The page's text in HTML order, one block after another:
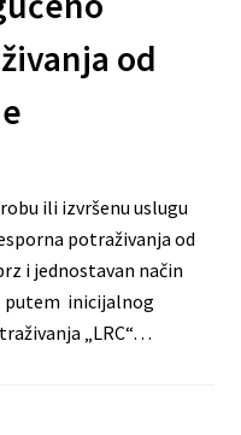
od
ili izvršenu uslugu
potraživanja od
i jednostavan način
putem inicijalnog
„LRC“…